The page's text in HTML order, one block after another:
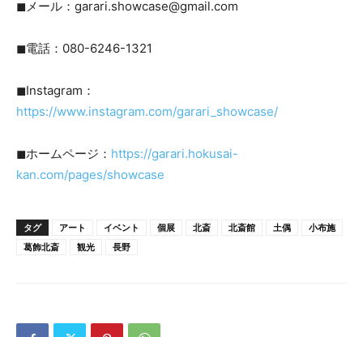
◼︎メール：garari.showcase@gmail.com
◼︎電話：080-6246-1321
◼︎Instagram：
https://www.instagram.com/garari_showcase/
◼︎ホームページ： https://garari.hokusai-
kan.com/pages/showcase
タグ アート イベント 個展 北斎 北斎館 土偶
小布施
葛飾北斎
観光 長野